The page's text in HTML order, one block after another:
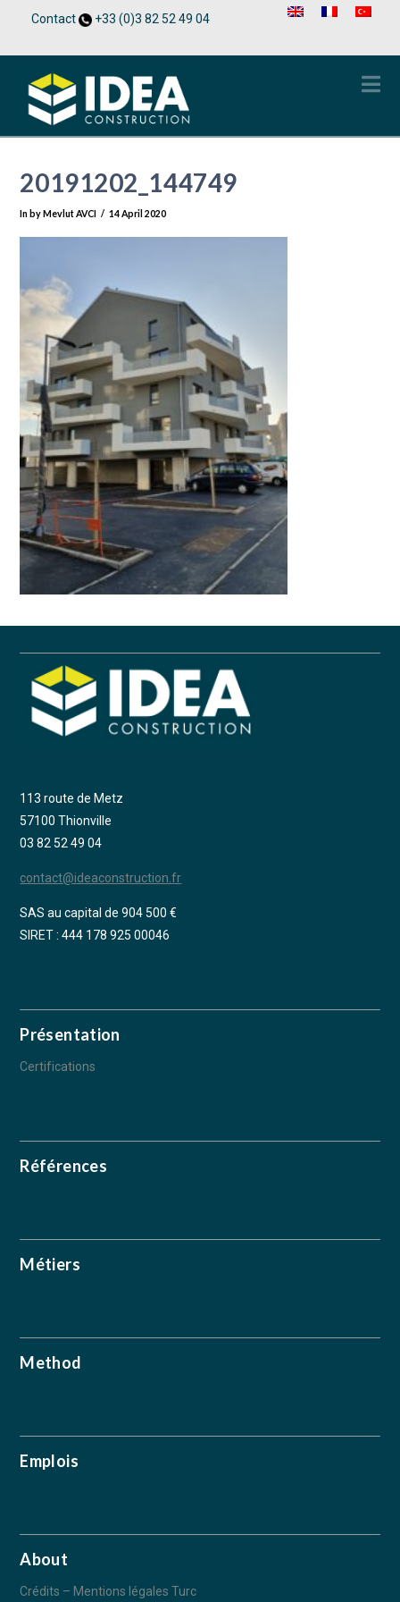
Contact +33 (0)3 82 52 49 04
20191202_144749
In by Mevlut AVCI 14 April 2020
113 route de Metz
57100 Thionville
03 82 52 49 04
contact@ideaconstruction.fr
SAS au capital de 904 500 €
SIRET : 444 178 925 00046
Présentation
Certifications
Références
Métiers
Method
Emplois
About
Crédits – Mentions légales Turc